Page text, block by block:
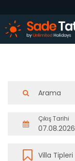
Çıkış Tarihi